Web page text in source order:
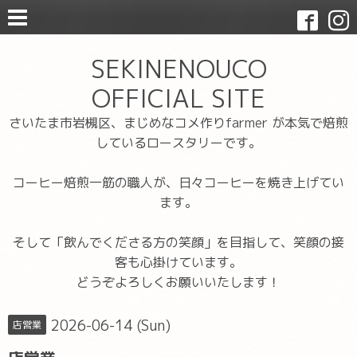
SEKINENOUCO
OFFICIAL SITE
さいたま市岩槻区、まじめなコメ作りfarmer が本気で焙煎
しているロースタリーです。
コーヒー焙煎一筋の職人が、日々コーヒーを焼き上げてい
ます。
そして「飲んでくださる方の笑顔」を目指して、笑顔の接
客も心掛けています。
どうぞよろしくお願いいたします！
店営業 2026-06-14 (Sun)